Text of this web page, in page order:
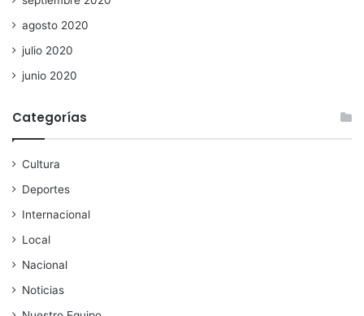
agosto 2020
julio 2020
junio 2020
Categorías
Cultura
Deportes
Internacional
Local
Nacional
Noticias